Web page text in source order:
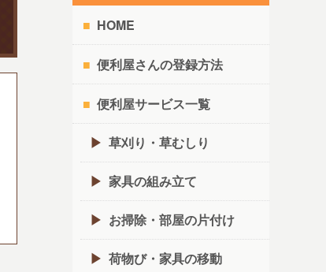
HOME
便利屋さんの登録方法
便利屋サービス一覧
草刈り・草むしり
家具の組み立て
お掃除・部屋の片付け
荷物び・家具の移動